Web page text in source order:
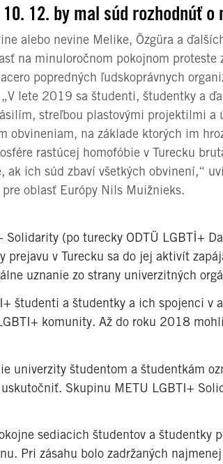
12. by mal súd rozhodnúť
alebo nevine Melike, Özgüra a
na minuloročnom pokojnom
popredných ľudskoprávnych
lete 2019 sa študenti, študentky a
streľbou plastovými projektilmi a
obvineniam, na základe ktorých im
rastúcej homofóbie v Turecku
ak ich súd zbaví všetkých obvinení,“
oblasť Európy Nils Muižnieks.
(po turecky ODTÜ LGBTİ+
prejavu v Turecku sa do jej aktivít
uznanie zo strany univerzitných
študenti a študentky a ich spojenci v
komunity. Až do roku 2018
univerzity študentom a študentkám
Skupinu METU LGBTI+
sediacich študentov a
Pri zásahu bolo zadržaných